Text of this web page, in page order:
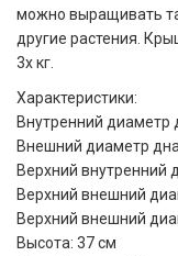
можно выращивать
другие растения.
3х кг.
Характеристики:
Внутренний диаметр
Внешний диаметр
Верхний внутренний
Верхний внешний
Верхний внешний
Высота: 37 см